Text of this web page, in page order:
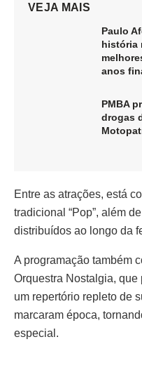
VEJA MAIS
Paulo
história
anos
PMBA
drogas
Entre as atrações, está
tradicional “Pop”, além
distribuídos ao longo da
A programação também
Orquestra Nostalgia,
um repertório repleto de
marcaram época,
especial.